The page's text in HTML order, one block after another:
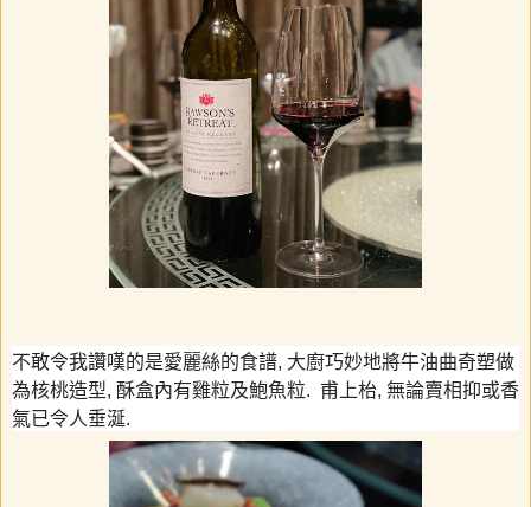
不敢令我讚嘆的是愛麗絲的食譜, 大廚巧妙地將牛油曲奇塑做
為核桃造型, 酥盒內有雞粒及鮑魚粒. 甫上枱, 無論賣相抑或香
氣已令人垂涎.